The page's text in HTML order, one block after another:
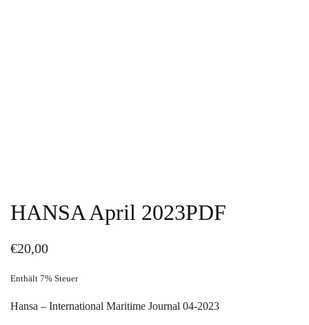
HANSA April 2023PDF
€20,00
Enthält 7% Steuer
Hansa – International Maritime Journal 04-2023